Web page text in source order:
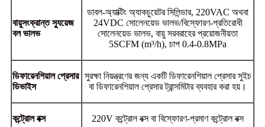
বায়ুসংক্রান্ত স্যুয়েজ
বল ভালভ
ডাবল-অ্যাক্টিং অ্যাকচুয়েটর সিলিন্ডার, 220VAC অথবা
24VDC সোলেনয়েড ভালভ/বিস্ফোরণ-প্রতিরোধী
সোলেনয়েড ভালভ, বায়ু সরবরাহের প্রয়োজনীয়তা
5SCFM (m³/h), চাপ 0.4-0.8MPa
ডিফারেনশিয়াল প্রেসার
ডিভাইস
সুরক্ষা নিয়ন্ত্রণের জন্য একটি ডিফারেনশিয়াল প্রেসার সুইচ
বা ডিফারেনশিয়াল প্রেসার ট্রান্সমিটার ব্যবহার করা হয়।
কন্ট্রোল বক্স 220V কন্ট্রোল বক্স বা বিস্ফোরণ-প্রমাণ কন্ট্রোল বক্স